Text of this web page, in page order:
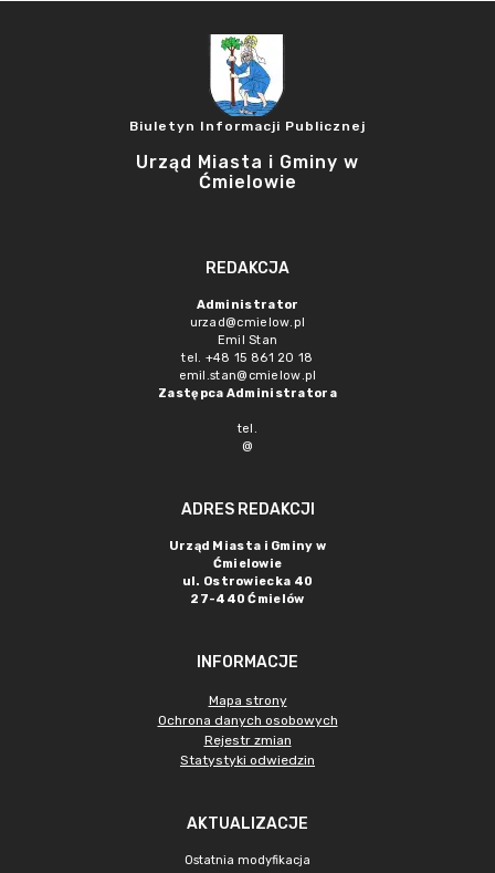
Biuletyn Informacji Publicznej
Urząd Miasta i Gminy w
Ćmielowie
REDAKCJA
Administrator
urzad@cmielow.pl
Emil Stan
tel. +48 15 861 20 18
emil.stan@cmielow.pl
Zastępca Administratora
tel.
@
ADRES REDAKCJI
Urząd Miasta i Gminy w
Ćmielowie
ul. Ostrowiecka 40
27-440 Ćmielów
INFORMACJE
Mapa strony
Ochrona danych osobowych
Rejestr zmian
Statystyki odwiedzin
AKTUALIZACJE
Ostatnia modyfikacja